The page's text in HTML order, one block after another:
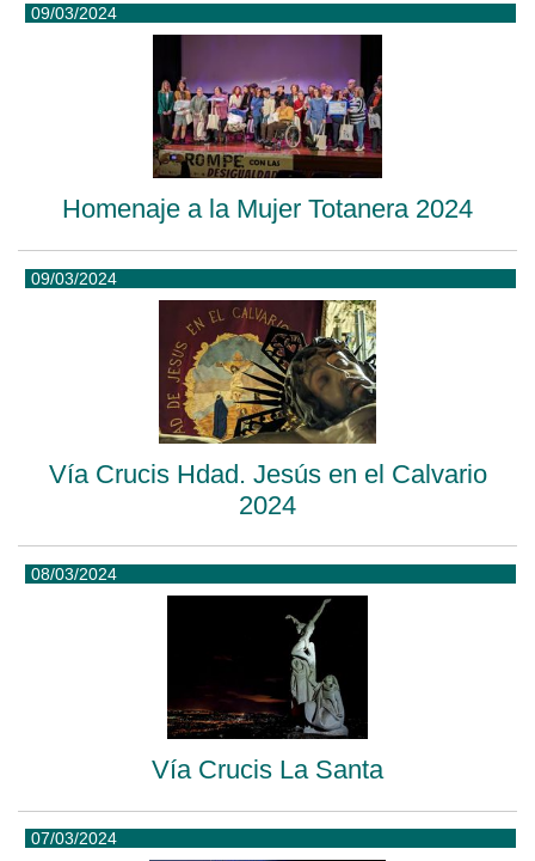
09/03/2024
Homenaje a la Mujer Totanera 2024
09/03/2024
Vía Crucis Hdad. Jesús en el Calvario
2024
08/03/2024
Vía Crucis La Santa
07/03/2024